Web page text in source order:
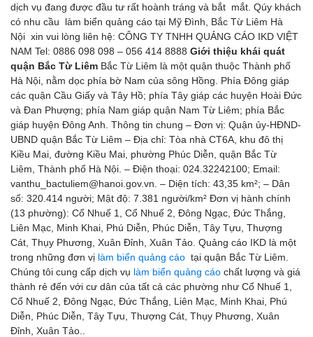
dịch vụ đang được đầu tư rất hoành tráng và bắt mắt. Qúy khách
có nhu cầu làm biển quảng cáo tại Mỹ Đình, Bắc Từ Liêm Hà
Nội xin vui lòng liên hệ: CÔNG TY TNHH QUẢNG CÁO IKD VIỆT
NAM Tel: 0886 098 098 – 056 414 8888 Giới thiệu khái quát
quận Bắc Từ Liêm Bắc Từ Liêm là một quận thuộc Thành phố
Hà Nội, nằm dọc phía bờ Nam của sông Hồng. Phía Đông giáp
các quận Cầu Giấy và Tây Hồ; phía Tây giáp các huyện Hoài Đức
và Đan Phượng; phía Nam giáp quận Nam Từ Liêm; phía Bắc
giáp huyện Đông Anh. Thông tin chung – Đơn vị: Quận ủy-HĐND-
UBND quận Bắc Từ Liêm – Địa chỉ: Tòa nhà CT6A, khu đô thị
Kiều Mai, đường Kiều Mai, phường Phúc Diễn, quận Bắc Từ
Liêm, Thành phố Hà Nội. – Điện thoại: 024.32242100; Email:
vanthu_bactuliem@hanoi.gov.vn. – Diện tích: 43,35 km²; – Dân
số: 320.414 người; Mật độ: 7.381 người/km² Đơn vị hành chính
(13 phường): Cổ Nhuế 1, Cổ Nhuế 2, Đông Ngạc, Đức Thắng,
Liên Mạc, Minh Khai, Phú Diễn, Phúc Diễn, Tây Tựu, Thượng
Cát, Thụy Phương, Xuân Đỉnh, Xuân Tảo. Quảng cáo IKD là một
trong những đơn vị làm biển quảng cáo tại quận Bắc Từ Liêm.
Chúng tôi cung cấp dịch vụ làm biển quảng cáo chất lượng và giá
thành rẻ đến với cư dân của tất cả các phường như Cổ Nhuế 1,
Cổ Nhuế 2, Đông Ngạc, Đức Thắng, Liên Mạc, Minh Khai, Phú
Diễn, Phúc Diễn, Tây Tựu, Thượng Cát, Thụy Phương, Xuân
Đỉnh, Xuân Tảo..